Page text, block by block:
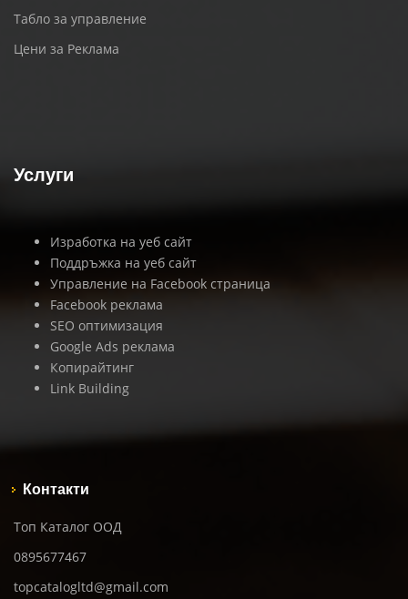
Табло за управление
Цени за Реклама
Услуги
Изработка на уеб сайт
Поддръжка на уеб сайт
Управление на Facebook страница
Facebook реклама
SEO оптимизация
Google Ads реклама
Копирайтинг
Link Building
Контакти
Топ Каталог ООД
0895677467
topcatalogltd@gmail.com